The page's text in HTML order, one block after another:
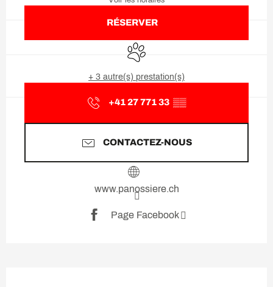
RÉSERVER
Animaux acceptés
+ 3 autre(s) prestation(s)
+41 27 771 33 ▒▒
CONTACTEZ-NOUS
www.panossiere.ch
Page Facebook